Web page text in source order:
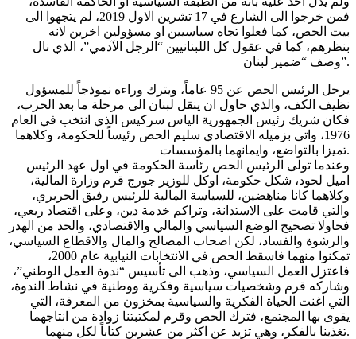
فمن خرجوا الى الشارع في 17 تشرين الاول 2019، لم يتجهوا الى
بيت الحص، كما فعلوا تجاه سياسيين او مسؤولين اخرين لانه
بنظرهم، كما في عقول كل اللبنانيين “الرجل الآدمي”، الذي نال
وصف “ضمير لبنان”.
يرحل الرئيس الحص عن 95 عاماً، ويترك وراءه نموذجاً للمسؤول
نظيف الكف، والذي حاول ان ينقل لبنان الى مرحلة ما بعد الحرب،
فكان شريك رئيس الجمهورية الياس سركيس الذي انتخب في العام
1976، واتى بزميله الاقتصادي سليم الحص رئيساً للحكومة، وكلاهما
تميزا بالتواضع، وايمانهما بالمؤسسات.
وعندما تولى الرئيس الحص رئاسة الحكومة في اول عهد الرئيس
اميل لحود، شكل حكومة، اوكل للوزير جورج قرم وزارة المالية،
وكلاهما كانا مناهضين، للسياسة المالية للرئيس رفيق الحريري،
والتي قامت على الاستدانة، وتراكم خدمة دين، وعلى اقتصاد ريعي،
فحاولا تصحيح الوضع السياسي والمالي والاقتصادي، والحد من الهدر
والرشوة والفساد، لكن اصحاب المصالح والمال والاقطاع السياسي،
تمكنوا منهما فاسقط الحص في الانتخابات النيابية عام 2000،
فاعتزل العمل السياسي، وذهب الى تأسيس “ندوة العمل الوطني”،
وشاركه قرم وشخصيات سياسية وفكرية ووطنية في نشاط الندوة،
التي اغنت الحياة الفكرية والسياسية بمخزون من المعرفة، التي
يقوى بها المجتمع، فترك الحص وقرم لمكتبتنا زوادة من انتاجهما
تغذينا بالفكر، وهي تزيد عن اكثر من عشرين كتاباً لكل منهما.